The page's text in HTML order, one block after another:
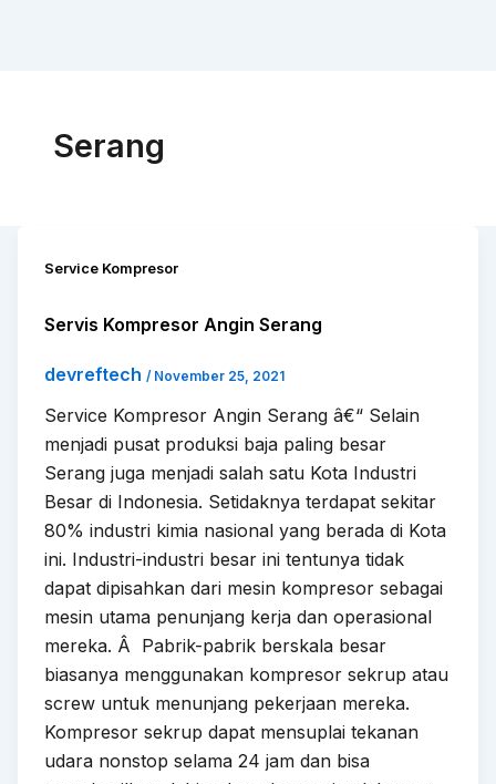
Serang
Service Kompresor
Servis Kompresor Angin Serang
devreftech / November 25, 2021
Service Kompresor Angin Serang â€“ Selain
menjadi pusat produksi baja paling besar
Serang juga menjadi salah satu Kota Industri
Besar di Indonesia. Setidaknya terdapat sekitar
80% industri kimia nasional yang berada di Kota
ini. Industri-industri besar ini tentunya tidak
dapat dipisahkan dari mesin kompresor sebagai
mesin utama penunjang kerja dan operasional
mereka. Â Pabrik-pabrik berskala besar
biasanya menggunakan kompresor sekrup atau
screw untuk menunjang pekerjaan mereka.
Kompresor sekrup dapat mensuplai tekanan
udara nonstop selama 24 jam dan bisa